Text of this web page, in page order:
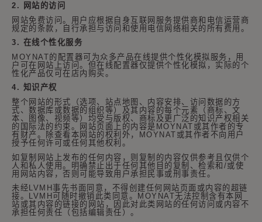
2.
网站的访问
网站免费访问。用户应根据自身互联网服务提供商和电信运营商
规定的条款，自行承担与访问和使用电信网络相关的所有费用。
3. 在线个性化服务
MOYNAT的配置器可为众多产品在线提供个性化模拟服务，用
户可在网站上访问。但在线配置器仅提供个性化模拟，实际的个
性化产品仅可在店内购买。
4. 知识产权
整个网站的形式（选项、站点地图、内容安排、访问数据的方
式、数据库或数据的组织等）及其内容的每个元素（商标、文
本、图像、视频等）均受与版权、商标及更广泛的知识产权相关
的国际法的约束。网站页面上的内容是 MOYNAT 或其作者的专
有财产。除查看本网站的权利外，
MOYNAT 或其作者不向用户
授予任何许可或任何其他权利。
如复制网站上发布的任何内容，则复制的内容仅供参考且仅供个
人和私人使用。明确禁止出于任何其他目的复制、检索和 /或使
用网站内容，否则可能导致用户承担民事或刑事责任。
未经 LVMH 事先书面同意，不得创建任何网站页面或内容的超链
接。
LVMH 可随时撤销此类同意。 MOYNAT无法控制含有本网
站或其内容的链接的网站，因此对此类网站的任何访问或内容不
承担任何责任（包括编辑责任）。